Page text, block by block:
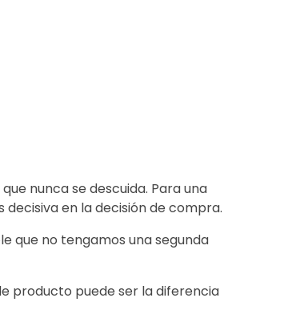
nunca se descuida. Para una
en la decisión de compra.
que no tengamos una segunda
producto puede ser la diferencia